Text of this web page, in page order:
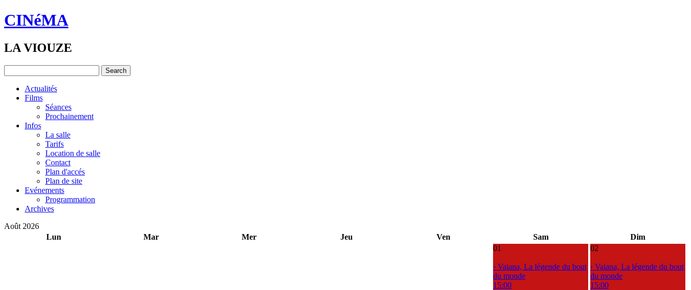
CINéMA
LA VIOUZE
Actualités
Films
Séances
Prochainement
Infos
La salle
Tarifs
Location de salle
Contact
Plan d'accés
Plan de site
Evénements
Programmation
Archives
Août 2026
Lun
Mar Mer Jeu Ven Sam
Dim
01
› Vaiana, La légende du bout
du monde
15:00
02
› Vaiana, La légende du bout
du monde
15:00